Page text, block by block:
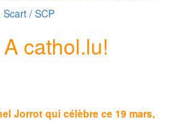
/ SCP
cathol.lu!
Jorrot qui célèbre ce 19 mars,